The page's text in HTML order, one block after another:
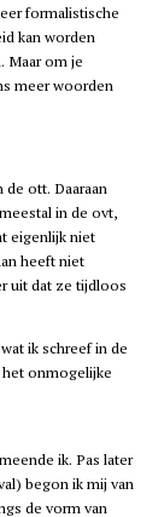
formalistische
kan worden
Maar om je
meer woorden
ott. Daaraan
in de ovt,
eigenlijk niet
heeft niet
uit dat ze tijdloos
ik schreef in de
onmogelijke
ik. Pas later
begon ik mij van
de vorm van